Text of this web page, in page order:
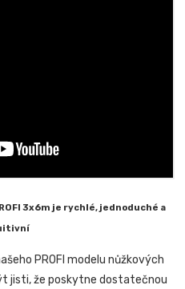
3x6m je rychlé, jednoduché a
PROFI modelu nůžkových
jisti, že poskytne dostatečnou